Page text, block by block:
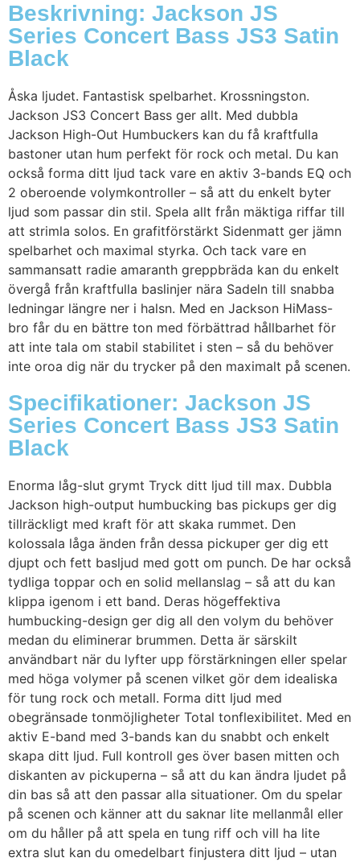
Beskrivning: Jackson JS
Series Concert Bass JS3 Satin
Black
Åska ljudet. Fantastisk spelbarhet. Krossningston.
Jackson JS3 Concert Bass ger allt. Med dubbla
Jackson High-Out Humbuckers kan du få kraftfulla
bastoner utan hum perfekt för rock och metal. Du kan
också forma ditt ljud tack vare en aktiv 3-bands EQ och
2 oberoende volymkontroller – så att du enkelt byter
ljud som passar din stil. Spela allt från mäktiga riffar till
att strimla solos. En grafitförstärkt Sidenmatt ger jämn
spelbarhet och maximal styrka. Och tack vare en
sammansatt radie amaranth greppbräda kan du enkelt
övergå från kraftfulla baslinjer nära Sadeln till snabba
ledningar längre ner i halsn. Med en Jackson HiMass-
bro får du en bättre ton med förbättrad hållbarhet för
att inte tala om stabil stabilitet i sten – så du behöver
inte oroa dig när du trycker på den maximalt på scenen.
Specifikationer: Jackson JS
Series Concert Bass JS3 Satin
Black
Enorma låg-slut grymt Tryck ditt ljud till max. Dubbla
Jackson high-output humbucking bas pickups ger dig
tillräckligt med kraft för att skaka rummet. Den
kolossala låga änden från dessa pickuper ger dig ett
djupt och fett basljud med gott om punch. De har också
tydliga toppar och en solid mellanslag – så att du kan
klippa igenom i ett band. Deras högeffektiva
humbucking-design ger dig all den volym du behöver
medan du eliminerar brummen. Detta är särskilt
användbart när du lyfter upp förstärkningen eller spelar
med höga volymer på scenen vilket gör dem idealiska
för tung rock och metall. Forma ditt ljud med
obegränsade tonmöjligheter Total tonflexibilitet. Med en
aktiv E-band med 3-bands kan du snabbt och enkelt
skapa ditt ljud. Full kontroll ges över basen mitten och
diskanten av pickuperna – så att du kan ändra ljudet på
din bas så att den passar alla situationer. Om du spelar
på scenen och känner att du saknar lite mellanmål eller
om du håller på att spela en tung riff och vill ha lite
extra slut kan du omedelbart finjustera ditt ljud – utan